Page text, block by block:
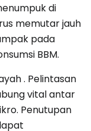
di
memutar jauh
pada
BBM.
. Pelintasan
vital antar
Penutupan